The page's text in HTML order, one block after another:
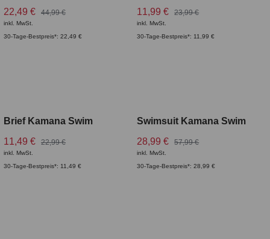
22,49 €
44,99 €
inkl. MwSt.
30-Tage-Bestpreis*: 22,49 €
11,99 €
23,99 €
inkl. MwSt.
30-Tage-Bestpreis*: 11,99 €
Brief Kamana Swim
11,49 €
22,99 €
inkl. MwSt.
30-Tage-Bestpreis*: 11,49 €
Swimsuit Kamana Swim
28,99 €
57,99 €
inkl. MwSt.
30-Tage-Bestpreis*: 28,99 €